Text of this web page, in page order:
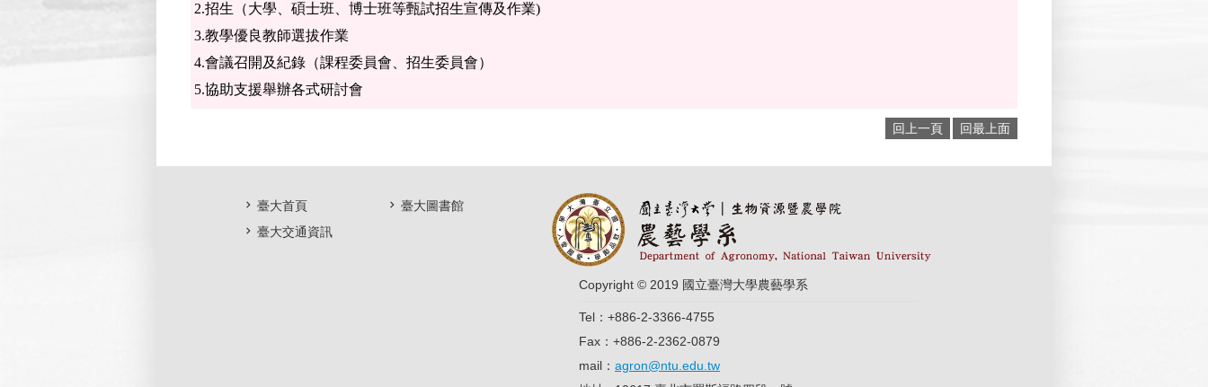
2.招生（大學、碩士班、博士班等甄試招生宣傳及作業)
3.教學優良教師選拔作業
4.會議召開及紀錄（課程委員會、招生委員會）
5.協助支援舉辦各式研討會
回上一頁 回最上面
臺大首頁
臺大圖書館
臺大交通資訊
Copyright © 2019 國立臺灣大學農藝學系
Tel：+886-2-3366-4755
Fax：+886-2-2362-0879
mail： agron@ntu.edu.tw